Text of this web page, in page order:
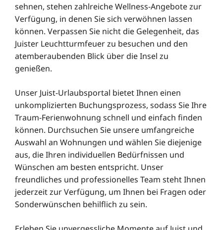
sehnen, stehen zahlreiche Wellness-Angebote zur
Verfügung, in denen Sie sich verwöhnen lassen
können. Verpassen Sie nicht die Gelegenheit, das
Juister Leuchtturmfeuer zu besuchen und den
atemberaubenden Blick über die Insel zu
genießen.
Unser Juist-Urlaubsportal bietet Ihnen einen
unkomplizierten Buchungsprozess, sodass Sie Ihre
Traum-Ferienwohnung schnell und einfach finden
können. Durchsuchen Sie unsere umfangreiche
Auswahl an Wohnungen und wählen Sie diejenige
aus, die Ihren individuellen Bedürfnissen und
Wünschen am besten entspricht. Unser
freundliches und professionelles Team steht Ihnen
jederzeit zur Verfügung, um Ihnen bei Fragen oder
Sonderwünschen behilflich zu sein.